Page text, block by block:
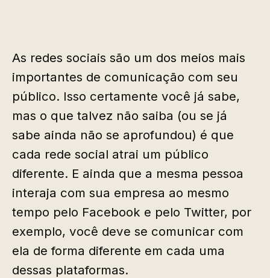
As redes sociais são um dos meios mais
importantes de comunicação com seu
público. Isso certamente você já sabe,
mas o que talvez não saiba (ou se já
sabe ainda não se aprofundou) é que
cada rede social atrai um público
diferente. E ainda que a mesma pessoa
interaja com sua empresa ao mesmo
tempo pelo Facebook e pelo Twitter, por
exemplo, você deve se comunicar com
ela de forma diferente em cada uma
dessas plataformas.